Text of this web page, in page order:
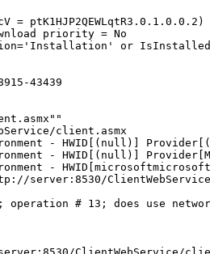
ptK1HJP2QEWLqtR3.0.1.0.0.2)
priority = No
or
43439
client.asmx
- HWID[(null)]
- HWID[(null)]
-
server:8530/
operation # 13; does use